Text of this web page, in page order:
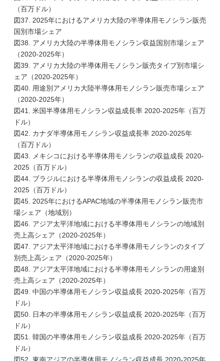
（百万ドル）
図37. 2025年におけるアメリカ大陸の半導体用モノシラン販売
国別市場シェア
図38. アメリカ大陸の半導体用モノシラン収益国別市場シェア
（2020-2025年）
図39. アメリカ大陸の半導体用モノシラン販売タイプ別市場シ
ェア（2020-2025年）
図40. 用途別アメリカ大陸半導体用モノシラン販売市場シェア
（2020-2025年）
図41. 米国半導体用モノシラン収益成長率 2020-2025年（百万
ドル）
図42. カナダ半導体用モノシラン収益成長率 2020-2025年
（百万ドル）
図43. メキシコにおける半導体用モノシランの収益成長 2020-
2025（百万ドル）
図44. ブラジルにおける半導体用モノシランの収益成長 2020-
2025（百万ドル）
図45. 2025年におけるAPAC地域の半導体用モノシラン販売市
場シェア（地域別）
図46. アジア太平洋地域における半導体用モノシランの地域別
売上高シェア（2020-2025年）
図47. アジア太平洋地域における半導体用モノシランのタイプ
別売上高シェア（2020-2025年）
図48. アジア太平洋地域における半導体用モノシランの用途別
売上高シェア（2020-2025年）
図49. 中国の半導体用モノシラン収益成長 2020-2025年（百万
ドル）
図50. 日本の半導体用モノシラン収益成長 2020-2025年（百万
ドル）
図51. 韓国の半導体用モノシラン収益成長 2020-2025年（百万
ドル）